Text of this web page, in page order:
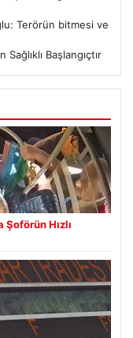
Terörün bitmesi ve
Başlangıçtır
Hızlı